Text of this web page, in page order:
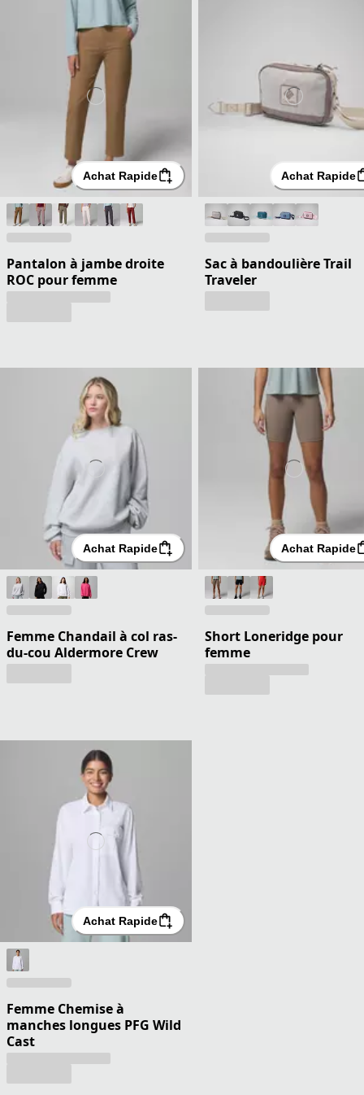
Achat Rapide
Pantalon à jambe droite
ROC pour femme
Achat Rapide
Sac à bandoulière Trail
Traveler
Achat Rapide
Femme Chandail à col ras-
du-cou Aldermore Crew
Achat Rapide
Short Loneridge pour
femme
Achat Rapide
Femme Chemise à
manches longues PFG Wild
Cast